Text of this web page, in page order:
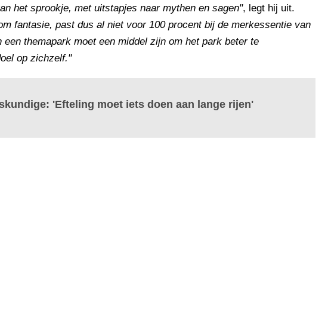
het sprookje, met uitstapjes naar mythen en sagen", legt hij uit.
fantasie, past dus al niet voor 100 procent bij de merkessentie van
themapark moet een middel zijn om het park beter te
op zichzelf."
'Efteling moet iets doen aan lange rijen'